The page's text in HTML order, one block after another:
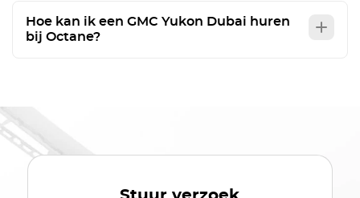
Hoe kan ik een GMC Yukon Dubai huren
bij Octane?